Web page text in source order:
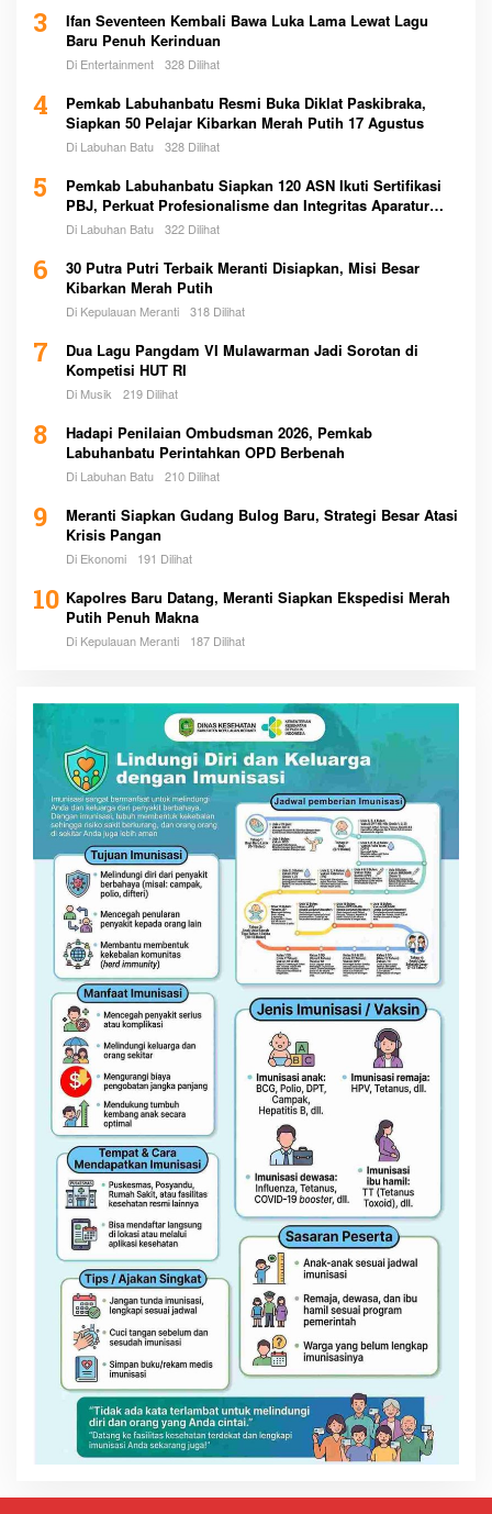
3
Ifan Seventeen Kembali Bawa Luka Lama Lewat Lagu
Baru Penuh Kerinduan
Di Entertainment 328 Dilihat
4
Pemkab Labuhanbatu Resmi Buka Diklat Paskibraka,
Siapkan 50 Pelajar Kibarkan Merah Putih 17 Agustus
Di Labuhan Batu 328 Dilihat
5
Pemkab Labuhanbatu Siapkan 120 ASN Ikuti Sertifikasi
PBJ, Perkuat Profesionalisme dan Integritas Aparatur
Pemerintah
Di Labuhan Batu 322 Dilihat
6
30 Putra Putri Terbaik Meranti Disiapkan, Misi Besar
Kibarkan Merah Putih
Di Kepulauan Meranti 318 Dilihat
7
Dua Lagu Pangdam VI Mulawarman Jadi Sorotan di
Kompetisi HUT RI
Di Musik 219 Dilihat
8
Hadapi Penilaian Ombudsman 2026, Pemkab
Labuhanbatu Perintahkan OPD Berbenah
Di Labuhan Batu 210 Dilihat
9
Meranti Siapkan Gudang Bulog Baru, Strategi Besar Atasi
Krisis Pangan
Di Ekonomi 191 Dilihat
10 Kapolres Baru Datang, Meranti Siapkan Ekspedisi Merah
Putih Penuh Makna
Di Kepulauan Meranti 187 Dilihat